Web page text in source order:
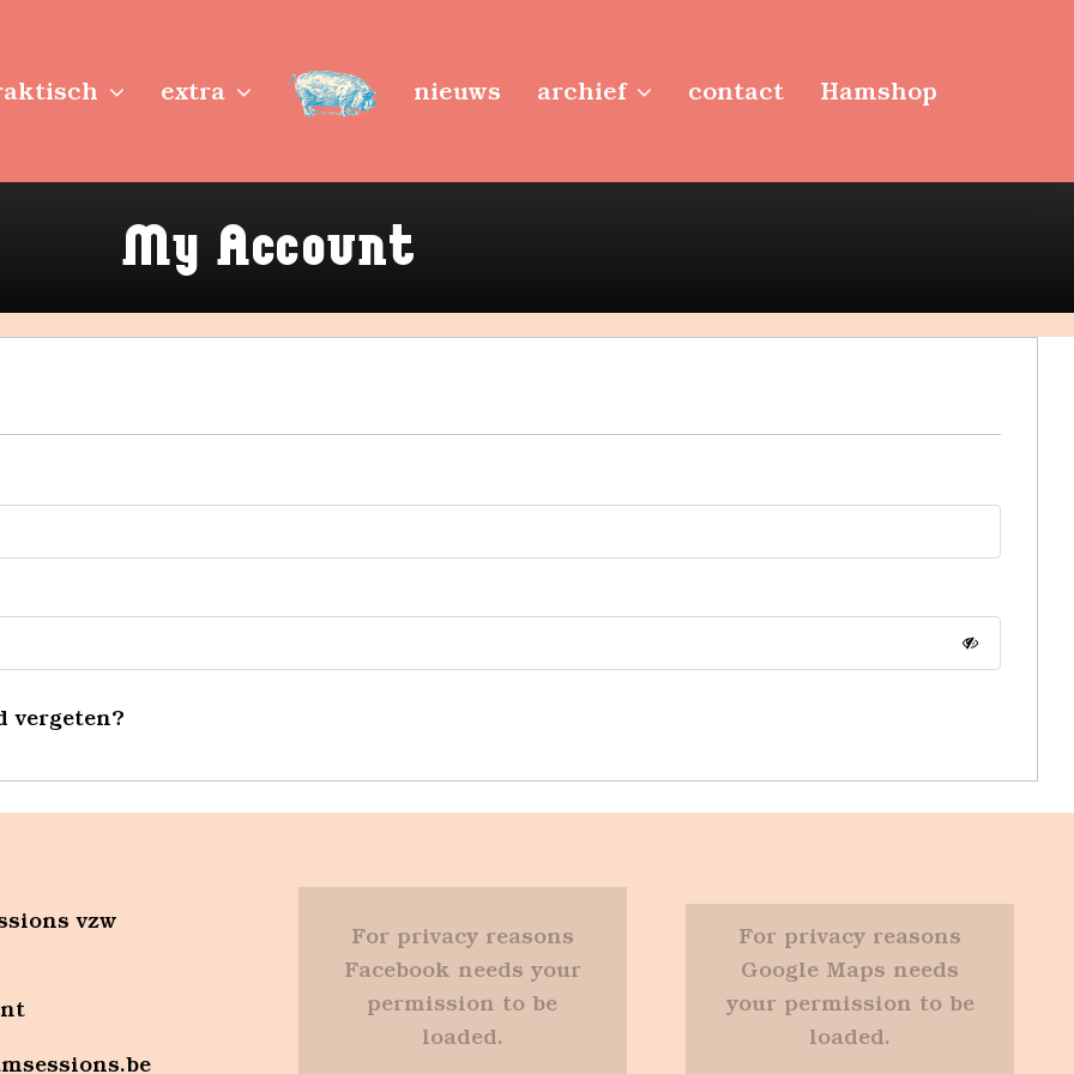
extra nieuws archief contact Hamshop
My Account
vergeten?
vzw
For privacy reasons
Facebook needs your
permission to be
loaded.
For privacy reasons
Google Maps needs
your permission to be
loaded.